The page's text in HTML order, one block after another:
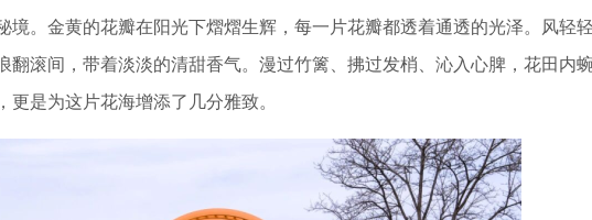
境。金黄的花瓣在阳光下熠熠生辉，每一片花瓣都透着通透的光泽。风轻
翻滚间，带着淡淡的清甜香气。漫过竹篱、拂过发梢、沁入心脾，花田内
是为这片花海增添了几分雅致。